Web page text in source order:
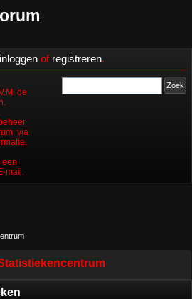
inloggen of registreren.
de
via
een
mail.